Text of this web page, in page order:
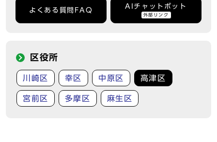
よくある質問FAQ
AIチャットボット
外部リンク
区役所
川崎区 幸区 中原区 高津区
宮前区 多摩区 麻生区